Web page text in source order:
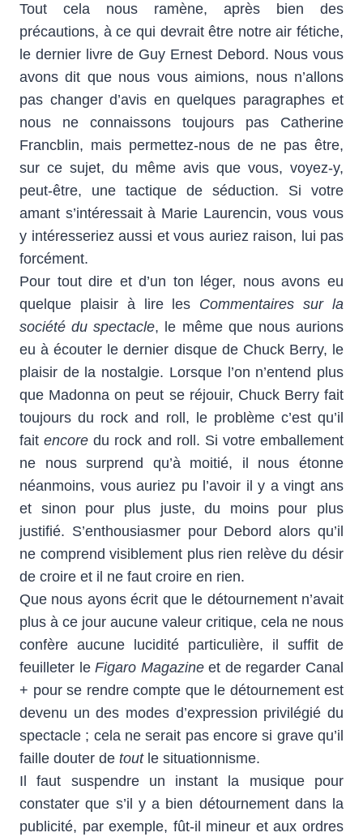
Tout cela nous ramène, après bien des
précautions, à ce qui devrait être notre air fétiche,
le dernier livre de Guy Ernest Debord. Nous vous
avons dit que nous vous aimions, nous n’allons
pas changer d’avis en quelques paragraphes et
nous ne connaissons toujours pas Catherine
Francblin, mais permettez-nous de ne pas être,
sur ce sujet, du même avis que vous, voyez-y,
peut-être, une tactique de séduction. Si votre
amant s’intéressait à Marie Laurencin, vous vous
y intéresseriez aussi et vous auriez raison, lui pas
forcément.
Pour tout dire et d’un ton léger, nous avons eu
quelque plaisir à lire les Commentaires sur la
société du spectacle, le même que nous aurions
eu à écouter le dernier disque de Chuck Berry, le
plaisir de la nostalgie. Lorsque l’on n’entend plus
que Madonna on peut se réjouir, Chuck Berry fait
toujours du rock and roll, le problème c’est qu’il
faitencore du rock and roll. Si votre emballement
ne nous surprend qu’à moitié, il nous étonne
néanmoins, vous auriez pu l’avoir il y a vingt ans
et sinon pour plus juste, du moins pour plus
justifié. S’enthousiasmer pour Debord alors qu’il
ne comprend visiblement plus rien relève du désir
de croire et il ne faut croire en rien.
Que nous ayons écrit que le détournement n’avait
plus à ce jour aucune valeur critique, cela ne nous
confère aucune lucidité particulière, il suffit de
feuilleter leFigaro Magazineet de regarder Canal
+ pour se rendre compte que le détournement est
devenu un des modes d’expression privilégié du
spectacle ; cela ne serait pas encore si grave qu’il
faille douter de toutle situationnisme.
Il faut suspendre un instant la musique pour
constater que s’il y a bien détournement dans la
publicité, par exemple, fût-il mineur et aux ordres